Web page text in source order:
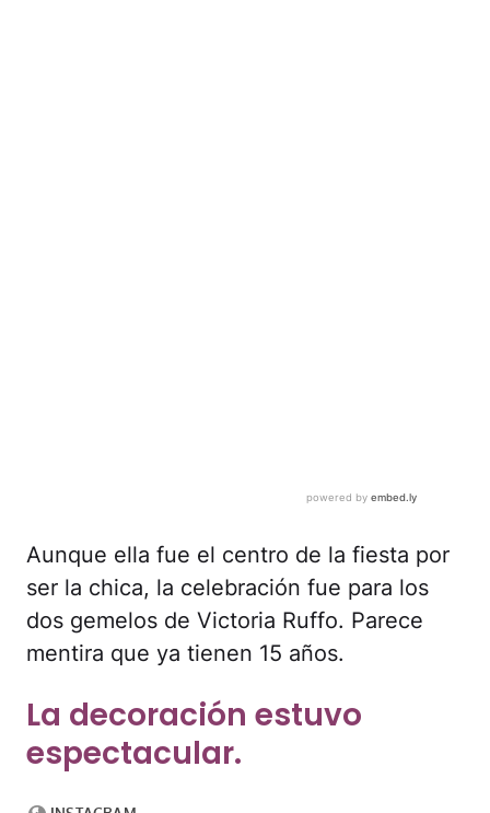
Aunque ella fue el centro de la fiesta por
ser la chica, la celebración fue para los
dos gemelos de Victoria Ruffo. Parece
mentira que ya tienen 15 años.
La decoración estuvo
espectacular.